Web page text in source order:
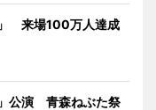
来場100万人達成
公演 青森ねぶた祭